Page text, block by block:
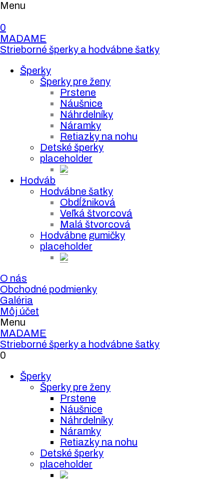
Menu
0
MADAME
Strieborné šperky a hodvábne šatky
Šperky
Šperky pre ženy
Prstene
Náušnice
Náhrdelníky
Náramky
Retiazky na nohu
Detské šperky
placeholder
Hodváb
Hodvábne šatky
Obdĺžniková
Veľká štvorcová
Malá štvorcová
Hodvábne gumičky
placeholder
O nás
Obchodné podmienky
Galéria
Môj účet
Menu
MADAME
Strieborné šperky a hodvábne šatky
0
Šperky
Šperky pre ženy
Prstene
Náušnice
Náhrdelníky
Náramky
Retiazky na nohu
Detské šperky
placeholder